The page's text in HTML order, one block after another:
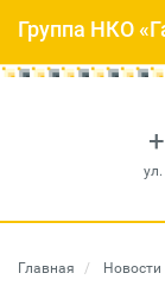
Группа НКО
Главная Новости